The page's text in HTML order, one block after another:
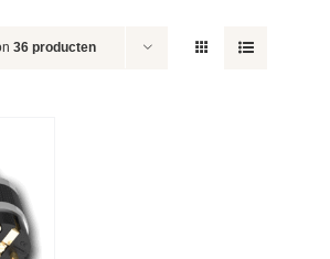
36 producten